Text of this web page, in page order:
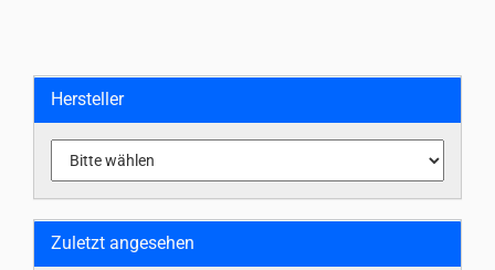
Hersteller
Zuletzt angesehen